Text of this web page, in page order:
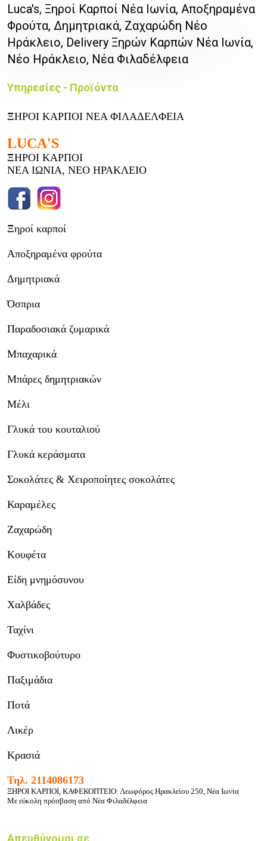
Luca's, Ξηροί Καρποί Νέα Ιωνία, Αποξηραμένα
Φρούτα, Δημητριακά, Ζαχαρώδη Νέο
Ηράκλειο, Delivery Ξηρών Καρπών Νέα Ιωνία,
Νέο Ηράκλειο, Νέα Φιλαδέλφεια
Υπηρεσίες - Προϊόντα
ΞΗΡΟΙ ΚΑΡΠΟΙ ΝΕΑ ΦΙΛΑΔΕΛΦΕΙΑ
LUCA'S
ΞΗΡΟΙ ΚΑΡΠΟΙ
ΝΕΑ ΙΩΝΙΑ, ΝΕΟ ΗΡΑΚΛΕΙΟ
Ξηροί καρποί
Αποξηραμένα φρούτα
Δημητριακά
Όσπρια
Παραδοσιακά ζυμαρικά
Μπαχαρικά
Μπάρες δημητριακών
Μέλι
Γλυκά του κουταλιού
Γλυκά κεράσματα
Σοκολάτες & Χειροποίητες σοκολάτες
Καραμέλες
Ζαχαρώδη
Κουφέτα
Είδη μνημόσυνου
Χαλβάδες
Ταχίνι
Φυστικοβούτυρο
Παξιμάδια
Ποτά
Λικέρ
Κρασιά
Τηλ. 2114086173
ΞΗΡΟΙ ΚΑΡΠΟΙ, ΚΑΦΕΚΟΠΤΕΙΟ: Λεωφόρος Ηρακλείου 250 , Νέα Ιωνία
Με εύκολη πρόσβαση από Νέα Φιλαδέλφεια
Απευθύνομαι σε